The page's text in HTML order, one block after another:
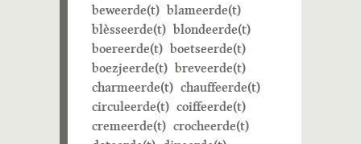
beweerde(t) blameerde(t)
blèsseerde(t) blondeerde(t)
boereerde(t) boetseerde(t)
boezjeerde(t) breveerde(t)
charmeerde(t) chauffeerde(t)
circuleerde(t) coiffeerde(t)
cremeerde(t) crocheerde(t)